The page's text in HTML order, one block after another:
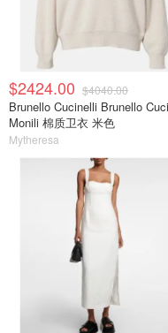
$2424.00 $4040.00
Brunello Cucinelli Brunello
Monili 棉质卫衣 米色
Mytheresa